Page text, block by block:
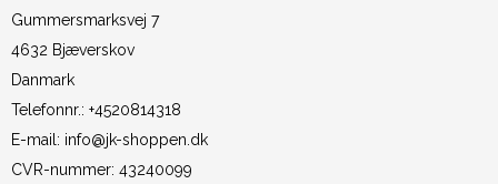
Gummersmarksvej 7
4632 Bjæverskov
Danmark
Telefonnr.: +4520814318
E-mail : info@jk-shoppen.dk
CVR-nummer: 43240099